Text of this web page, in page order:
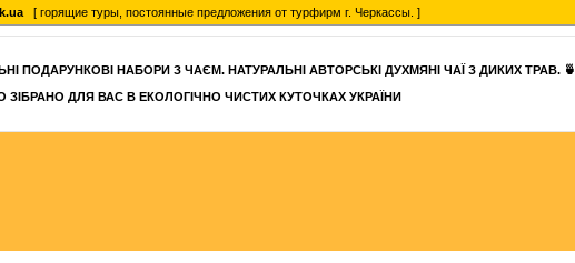
[ горящие туры, постоянные предложения от турфирм г. Черкассы. ]
ПОДАРУНКОВІ НАБОРИ З ЧАЄМ. НАТУРАЛЬНІ АВТОРСЬКІ ДУХМЯНІ ЧАЇ З ДИКИХ ТРАВ. 🍵
ЗІБРАНО ДЛЯ ВАС В ЕКОЛОГІЧНО ЧИСТИХ КУТОЧКАХ УКРАЇНИ